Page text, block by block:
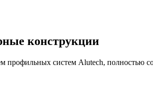
конструкции
профильных систем Alutech, полностью